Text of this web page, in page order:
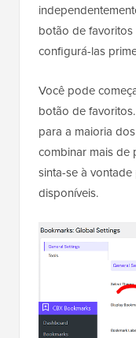
botão de
configurá-las
Você pode
botão de
para a maioria
combinar mais de
sinta-se à
disponíveis.